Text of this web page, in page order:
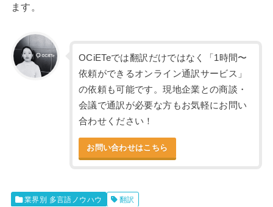
ます。
OCiETeでは翻訳だけではなく「1時間〜
依頼ができるオンライン通訳サービス」
の依頼も可能です。現地企業との商談・
会議で通訳が必要な方もお気軽にお問い
合わせください！
お問い合わせはこちら
業界別 多言語ノウハウ 翻訳